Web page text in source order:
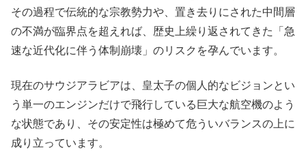
その過程で伝統的な宗教勢力や、置き去りにされた中間層
の不満が臨界点を超えれば、歴史上繰り返されてきた「急
速な近代化に伴う体制崩壊」のリスクを孕んでいます。
現在のサウジアラビアは、皇太子の個人的なビジョンとい
う単一のエンジンだけで飛行している巨大な航空機のよう
な状態であり、その安定性は極めて危ういバランスの上に
成り立っています。